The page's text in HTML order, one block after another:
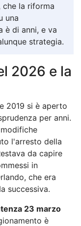
che la riforma
una
è di anni, e va
strategia.
2026 e la
2019 si è aperto
per anni.
l'arresto della
da capire
in
che era
successiva.
23 marzo
è